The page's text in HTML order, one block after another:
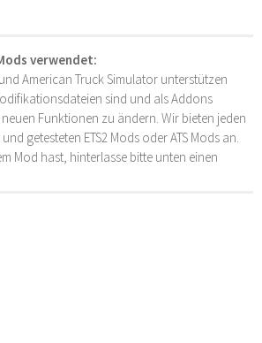
verwendet:
American Truck Simulator unterstützen
sind und als Addons
Funktionen zu ändern. Wir bieten jeden
getesteten ETS2 Mods oder ATS Mods an.
Mod hast, hinterlasse bitte unten einen